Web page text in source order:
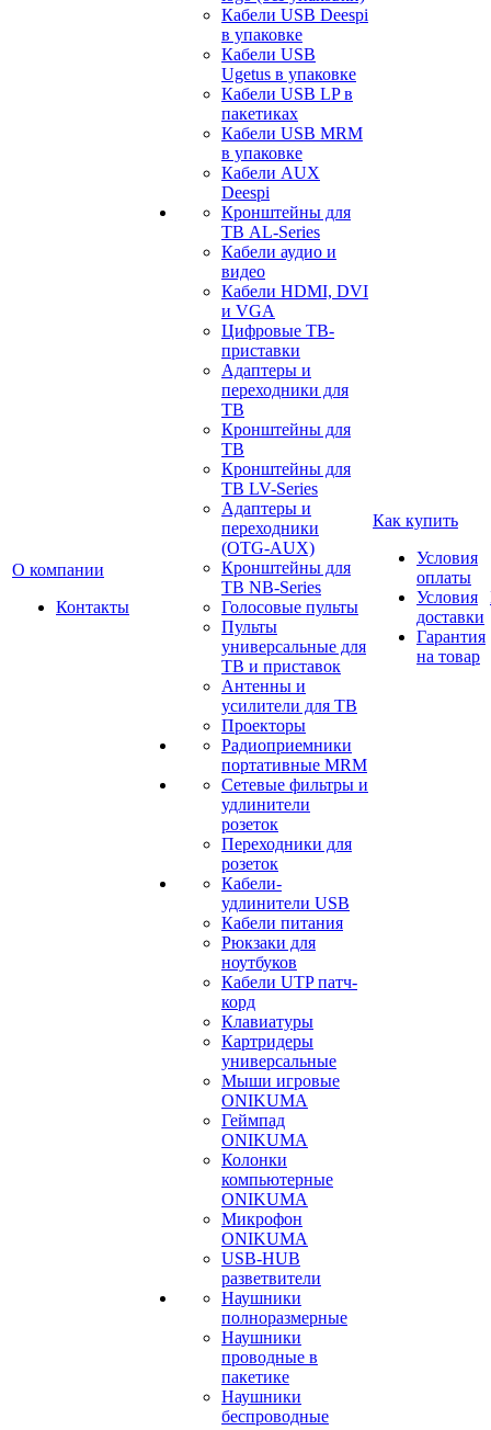
О компании
Контакты
Кабели USB Deespi
в упаковке
Кабели USB
Ugetus в упаковке
Кабели USB LP в
пакетиках
Кабели USB MRM
в упаковке
Кабели AUX
Deespi
Кронштейны для
ТВ AL-Series
Кабели аудио и
видео
Кабели HDMI, DVI
и VGA
Цифровые ТВ-
приставки
Адаптеры и
переходники для
ТВ
Кронштейны для
ТВ
Кронштейны для
ТВ LV-Series
Адаптеры и
переходники
(OTG-AUX)
Кронштейны для
ТВ NB-Series
Голосовые пульты
Пульты
универсальные для
ТВ и приставок
Антенны и
усилители для ТВ
Проекторы
Радиоприемники
портативные MRM
Сетевые фильтры и
удлинители
розеток
Переходники для
розеток
Кабели-
удлинители USB
Кабели питания
Рюкзаки для
ноутбуков
Кабели UTP патч-
корд
Клавиатуры
Картридеры
универсальные
Мыши игровые
ONIKUMA
Геймпад
ONIKUMA
Колонки
компьютерные
ONIKUMA
Микрофон
ONIKUMA
USB-HUB
разветвители
Наушники
полноразмерные
Наушники
проводные в
пакетике
Наушники
беспроводные
Как купить
Условия
оплаты
Условия
доставки
Гарантия
на товар